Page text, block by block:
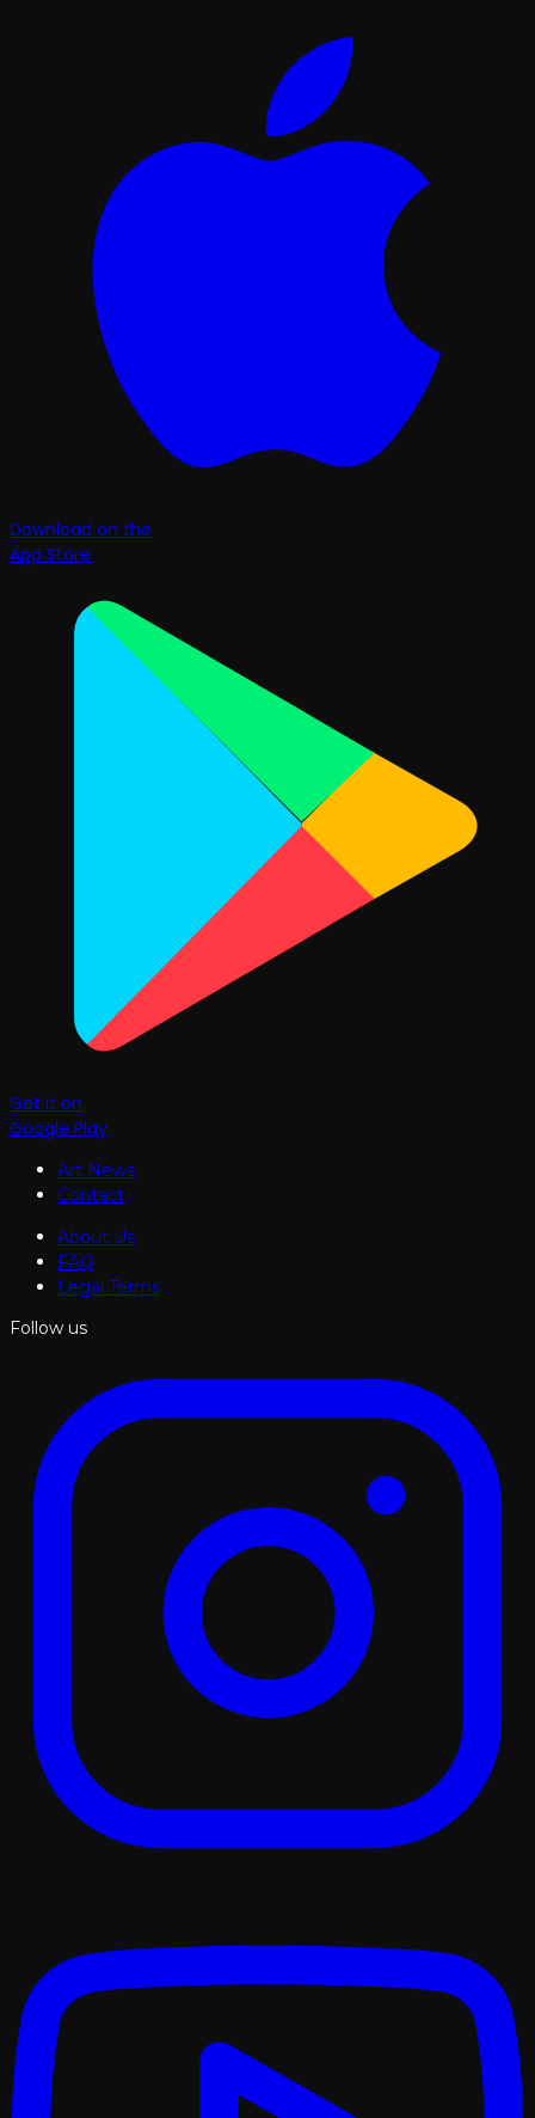
Download on the
App Store
Get it on
Google Play
Art News
Contact
About Us
FAQ
Legal Terms
Follow us